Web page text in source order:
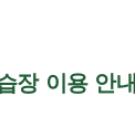
장 이용 안내